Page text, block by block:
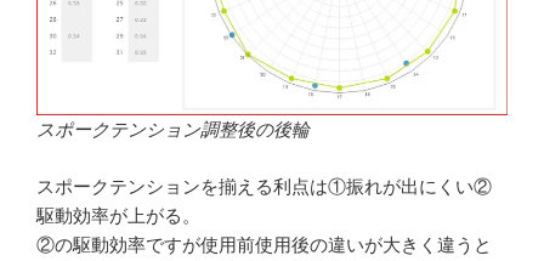
スポークテンション調整後の後輪
スポークテンションを揃える利点は①振れが出にくい②
駆動効率が上がる。
②の駆動効率ですが使用前使用後の違いが大きく違うと